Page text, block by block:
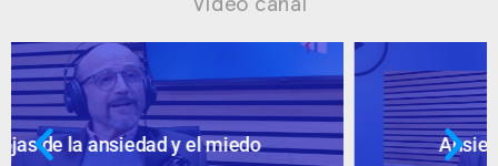
Ansiedad: supuestos cuestionables